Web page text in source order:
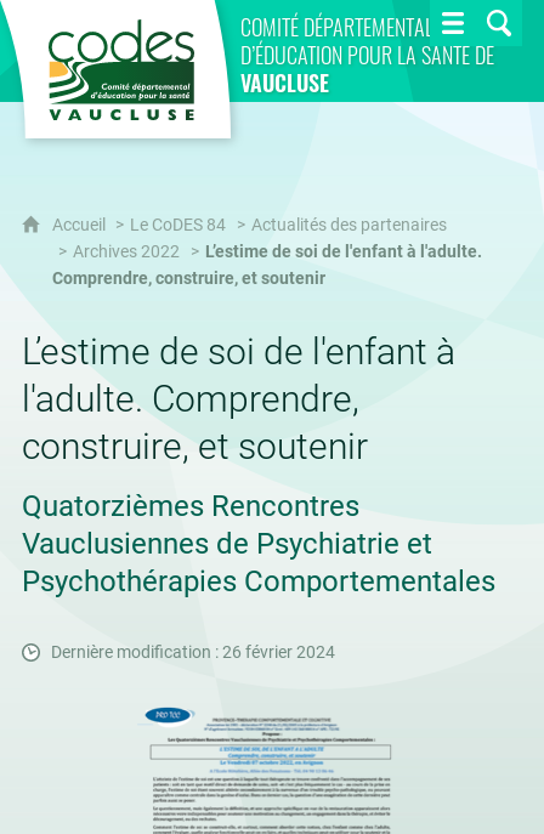
COMITÉ DÉPARTEMENTAL
D’ÉDUCATION POUR LA SANTÉ DE
VAUCLUSE
CoDES 84
Accueil Le CoDES 84
Actualités des partenaires
Archives 2022
L’estime de soi de l'enfant à l'adulte.
Comprendre, construire, et soutenir
L’estime de soi de l'enfant à
l'adulte. Comprendre,
construire, et soutenir
Quatorzièmes Rencontres
Vauclusiennes de Psychiatrie et
Psychothérapies Comportementales
Dernière modification : 26 février 2024